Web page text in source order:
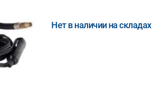
Нет в наличии на складах